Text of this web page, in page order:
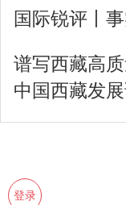
国际锐评丨
谱写西藏高
中国西藏发
登录